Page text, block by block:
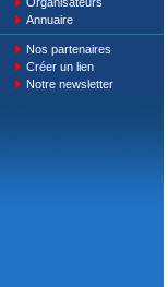
Annuaire
Nos partenaires
Créer un lien
Notre newsletter